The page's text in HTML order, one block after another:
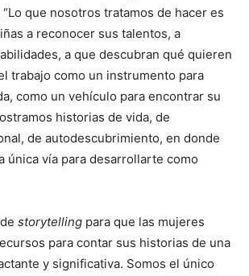
que nosotros tratamos de hacer es
a reconocer sus talentos, a
a que descubran qué quieren
trabajo como un instrumento para
como un vehículo para encontrar su
historias de vida, de
de autodescubrimiento, en donde
única vía para desarrollarte como
storytelling para que las mujeres
para contar sus historias de una
y significativa. Somos el único